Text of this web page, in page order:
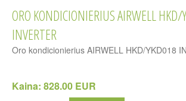
ORO KONDICIONIERIUS AIRWELL HKD/
INVERTER
Oro kondicionierius AIRWELL HKD/YKD018
Kaina: 828.00 EUR